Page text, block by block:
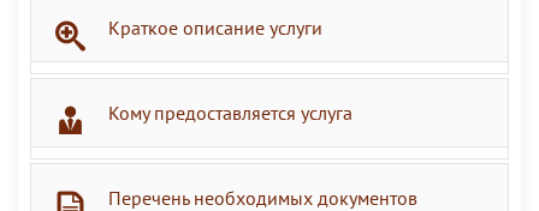
Краткое описание услуги
Кому предоставляется услуга
Перечень необходимых документов